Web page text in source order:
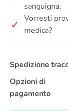
sanguigna.
Vorresti
medica?
Spedizione
Opzioni di
pagamento